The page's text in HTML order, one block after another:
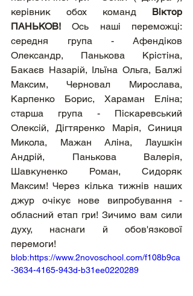
керівник обох команд Віктор
ПАНЬКОВ! Ось наші переможці:
середня група - Афендіков
Олександр, Панькова Крістіна,
Бакаєв Назарій, Ільїна Ольга, Балжі
Максим, Черновал Мирослава,
Карпенко Борис, Хараман Еліна;
старша група - Піскаревський
Олексій, Дігтяренко Марія, Синиця
Микола, Мажан Аліна, Лаушкін
Андрій, Панькова Валерія,
Шавкуненко Роман, Сидоряк
Максим! Через кілька тижнів наших
джур очікує нове випробування -
обласний етап гри! Зичимо вам сили
духу, наснаги й обов'язкової
перемоги!
blob:https://www.2novoschool.com/f108b9ca
-3634-4165-943d-b31ee0220289